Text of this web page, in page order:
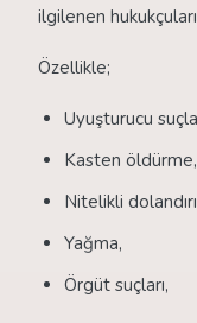
ilgilenen
Özellikle;
Uyuşturucu
Kasten öldürme,
Nitelikli
Yağma,
Örgüt suçları,